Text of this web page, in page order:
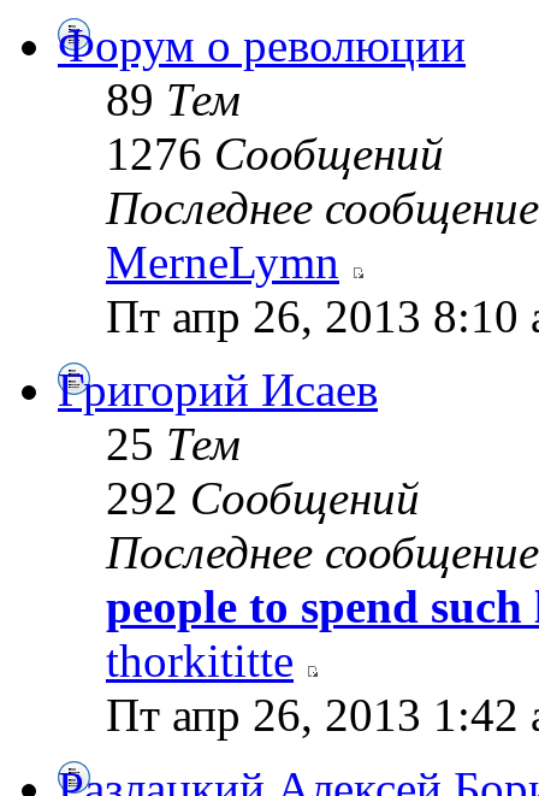
Форум о революции
89 Тем
1276 Сообщений
Последнее сообщение
MerneLymn
Пт апр 26, 2013 8:10
Григорий Исаев
25 Тем
292 Сообщений
Последнее сообщение
people to spend
thorkititte
Пт апр 26, 2013 1:42